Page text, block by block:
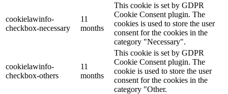
cookielawinfo-
checkbox-necessary
11
months
This cookie is set by GDPR
Cookie Consent plugin. The
cookies is used to store the user
consent for the cookies in the
category "Necessary".
cookielawinfo-
checkbox-others
11
months
This cookie is set by GDPR
Cookie Consent plugin. The
cookie is used to store the user
consent for the cookies in the
category "Other.